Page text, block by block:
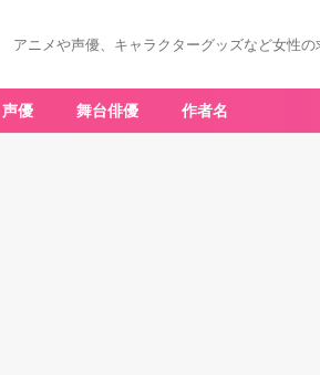
アニメや声優、キャラクターグッズなど女性
声優 舞台俳優 作者名